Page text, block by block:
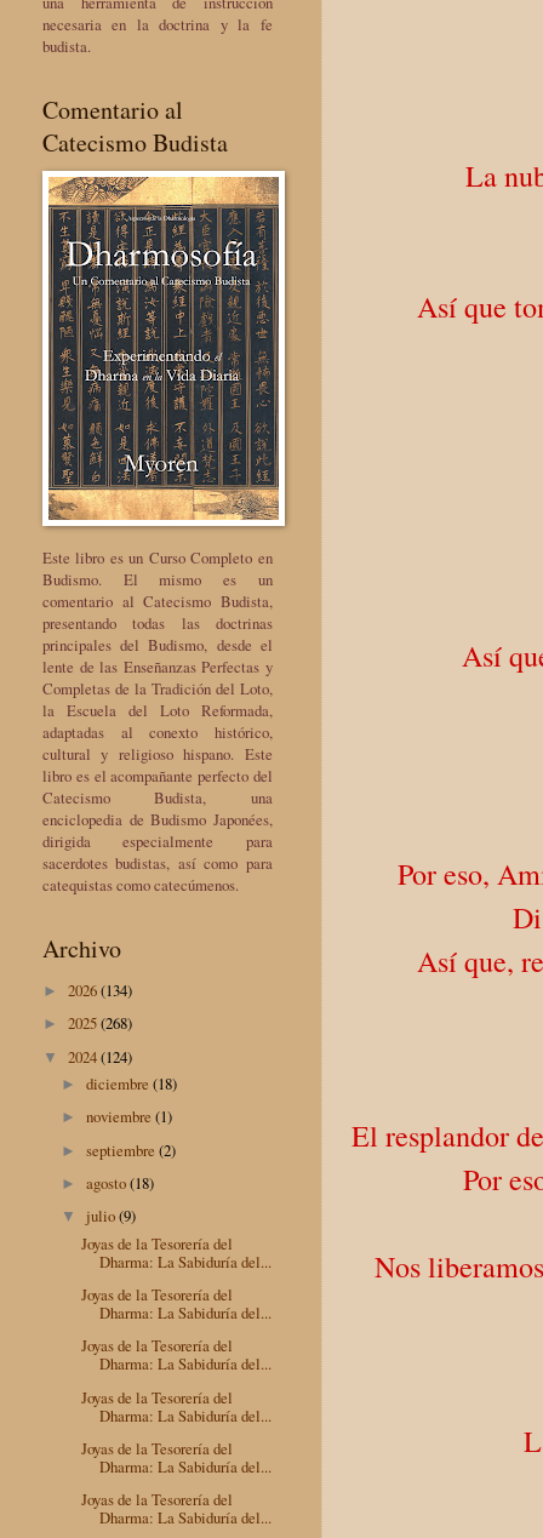
La
Así que
Así
Por eso,
Así que,
El resplandor
Por
Nos
necesaria en la doctrina y la fe
budista.
Comentario al
Catecismo Budista
Este libro es un Curso Completo en
Budismo. El mismo es un
comentario al Catecismo Budista,
presentando todas las doctrinas
principales del Budismo, desde el
lente de las Enseñanzas Perfectas y
Completas de la Tradición del Loto,
la Escuela del Loto Reformada,
adaptadas al conexto histórico,
cultural y religioso hispano. Este
libro es el acompañante perfecto del
Catecismo Budista, una
enciclopedia de Budismo Japonées,
dirigida especialmente para
sacerdotes budistas, así como para
catequistas como catecúmenos.
Archivo
► 2026(134)
► 2025(268)
▼ 2024(124)
►diciembre(18)
►noviembre(1)
►septiembre(2)
►agosto(18)
▼ julio(9)
Joyas de la Tesorería del
Dharma: La Sabiduría del...
Joyas de la Tesorería del
Dharma: La Sabiduría del...
Joyas de la Tesorería del
Dharma: La Sabiduría del...
Joyas de la Tesorería del
Dharma: La Sabiduría del...
Joyas de la Tesorería del
Dharma: La Sabiduría del...
Joyas de la Tesorería del
Dharma: La Sabiduría del...